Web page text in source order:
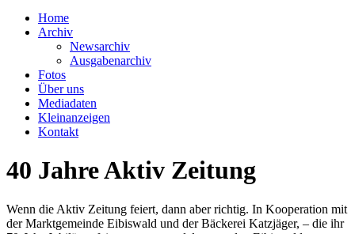
Home
Archiv
Newsarchiv
Ausgabenarchiv
Fotos
Über uns
Mediadaten
Kleinanzeigen
Kontakt
40 Jahre Aktiv Zeitung
Wenn die Aktiv Zeitung feiert, dann aber richtig. In Kooperation mit
der Marktgemeinde Eibiswald und der Bäckerei Katzjäger, – die ihr